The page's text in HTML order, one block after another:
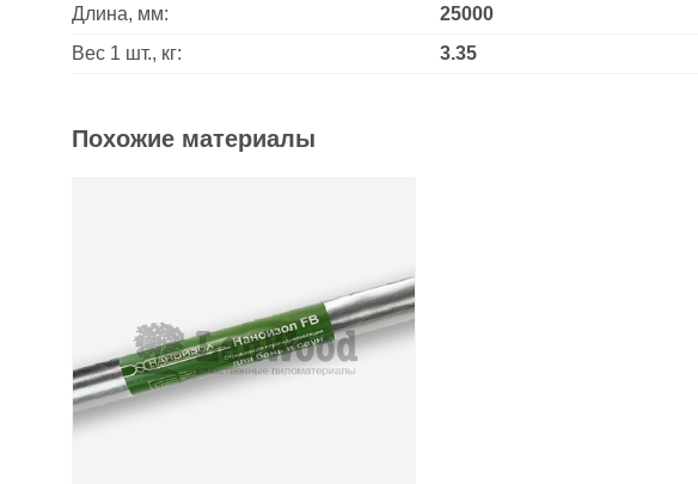
Длина, мм:
25000
Вес 1 шт., кг:
3.35
Похожие материалы